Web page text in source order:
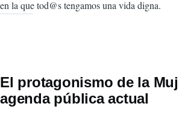
en la que tod@s tengamos una vida digna.
El protagonismo de la
agenda pública actual